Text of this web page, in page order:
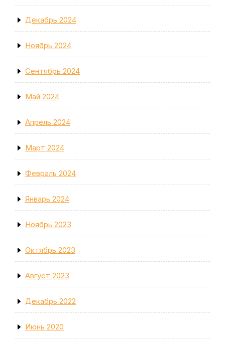
Декабрь 2024
Ноябрь 2024
Сентябрь 2024
Май 2024
Апрель 2024
Март 2024
Февраль 2024
Январь 2024
Ноябрь 2023
Октябрь 2023
Август 2023
Декабрь 2022
Июнь 2020